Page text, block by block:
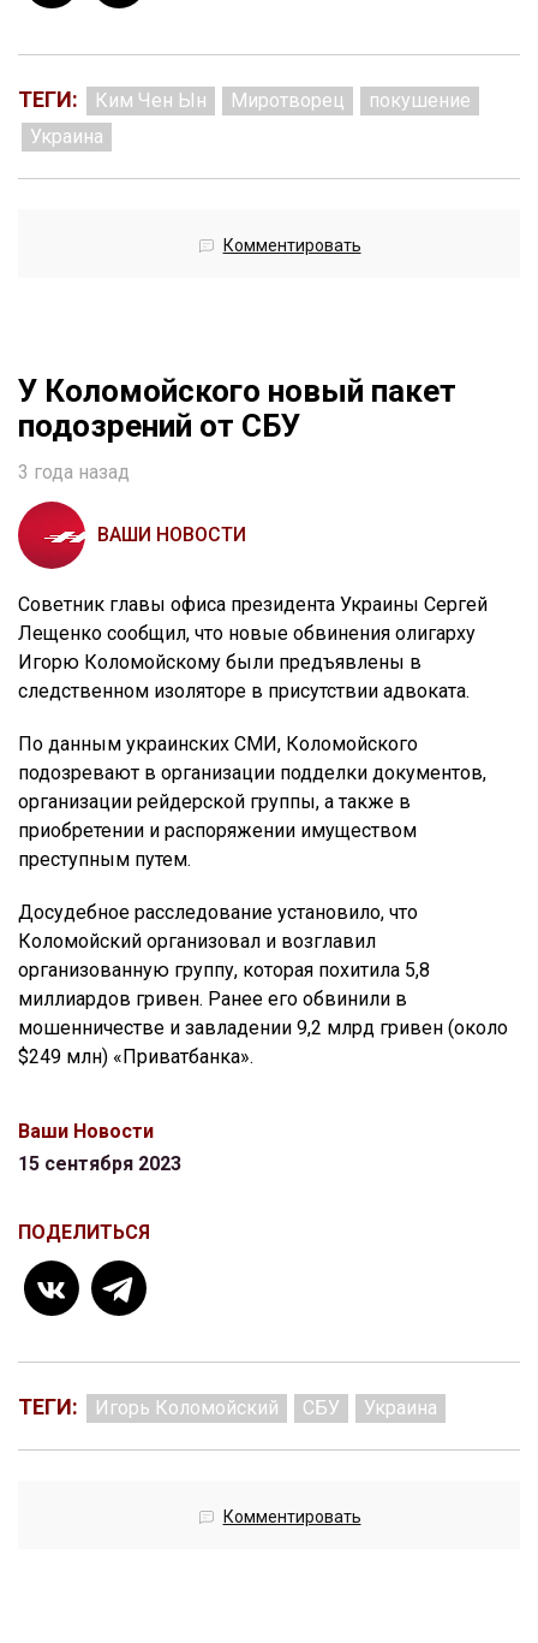
ТЕГИ: Ким Чен Ын Миротворец
покушение
Украина
Комментировать
У Коломойского новый пакет
подозрений от СБУ
3 года назад
ВАШИ НОВОСТИ
Советник главы офиса президента Украины Сергей
Лещенко сообщил, что новые обвинения олигарху
Игорю Коломойскому были предъявлены в
следственном изоляторе в присутствии адвоката.
По данным украинских СМИ, Коломойского
подозревают в организации подделки документов,
организации рейдерской группы, а также в
приобретении и распоряжении имуществом
преступным путем.
Досудебное расследование установило, что
Коломойский организовал и возглавил
организованную группу, которая похитила 5,8
миллиардов гривен. Ранее его обвинили в
мошенничестве и завладении 9,2 млрд гривен (около
$249 млн) «Приватбанка».
Ваши Новости
15 сентября 2023
ПОДЕЛИТЬСЯ
ТЕГИ: Игорь Коломойский СБУ Украина
Комментировать